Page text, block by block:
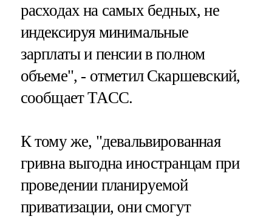
расходах на самых бедных, не
индексируя минимальные
зарплаты и пенсии в полном
объеме", - отметил Скаршевский,
сообщает ТАСС.
К тому же, "девальвированная
гривна выгодна иностранцам при
проведении планируемой
приватизации, они смогут